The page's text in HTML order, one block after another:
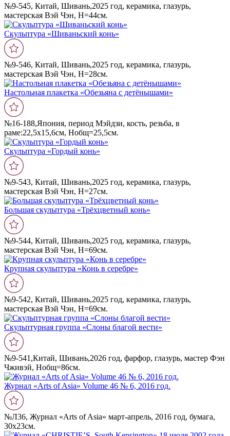
№9-545, Китай, Шивань,2025 год, керамика, глазурь,
мастерская Вэй Чэн, Н=44см.
Скульптура «Шиваньский конь»
№9-546, Китай, Шивань,2025 год, керамика, глазурь,
мастерская Вэй Чэн, Н=28см.
Настольная плакетка «Обезьяна с детëнышами»
№16-188,Япония, период Мэйдзи, кость, резьба, в
раме:22,5х15,6см, Нобщ=25,5см.
Скульптура «Гордый конь»
№9-543, Китай, Шивань,2025 год, керамика, глазурь,
мастерская Вэй Чэн, Н=27см.
Большая скульптура «Трëхцветный конь»
№9-544, Китай, Шивань,2025 год, керамика, глазурь,
мастерская Вэй Чэн, Н=69см.
Крупная скульптура «Конь в серебре»
№9-542, Китай, Шивань,2025 год, керамика, глазурь,
мастерская Вэй Чэн, Н=69см.
Скульптурная группа «Слоны благой вести»
№9-541,Китай, Шивань,2026 год, фарфор, глазурь, мастер Фэн
Чживэй, Нобщ=86см.
Журнал «Arts of Asia» Volume 46 № 6, 2016 год.
№Л36, Журнал «Arts of Asia» март-апрель, 2016 год, бумага,
30х23см.